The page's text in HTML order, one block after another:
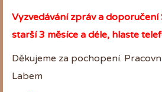
Vyzvedávání zpráv a doporučení
starší 3 měsíce a déle, hlaste
Děkujeme za pochopení.
Labem